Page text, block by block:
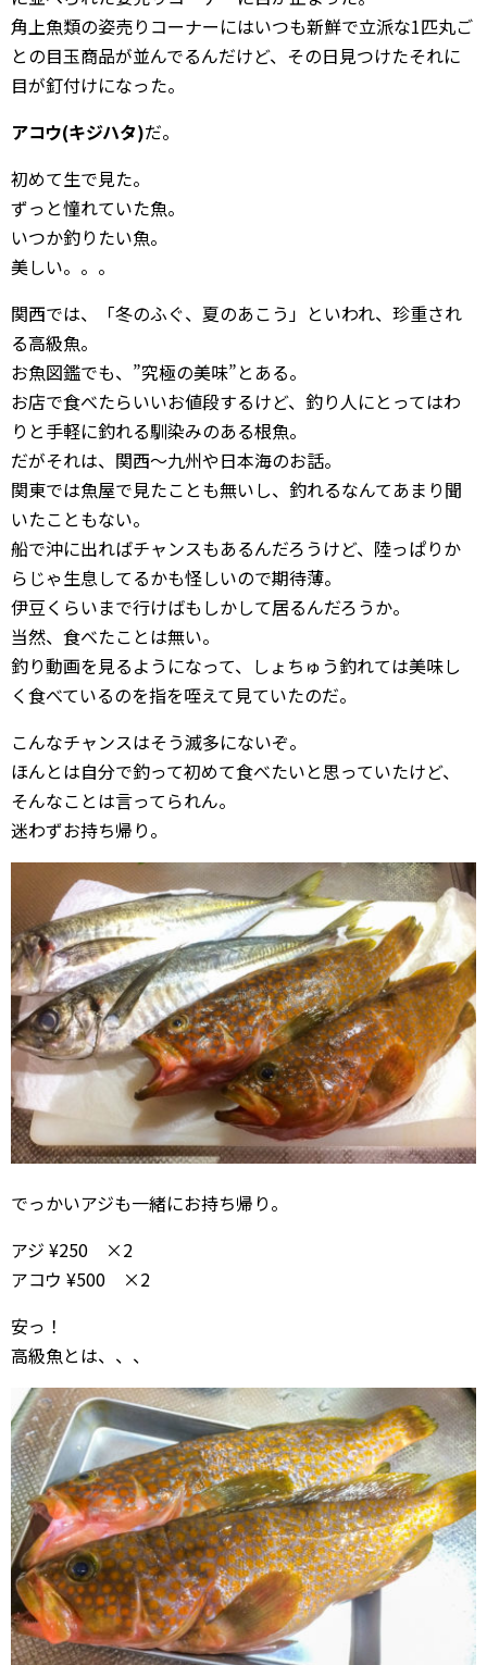
角上魚類の姿売りコーナーにはいつも新鮮で立派な1匹丸ご
との目玉商品が並んでるんだけど、その日見つけたそれに
目が釘付けになった。
アコウ(キジハタ)だ。
初めて生で見た。
ずっと憧れていた魚。
いつか釣りたい魚。
美しい。。。
関西では、「冬のふぐ、夏のあこう」といわれ、珍重され
る高級魚。
お魚図鑑でも、”究極の美味”とある。
お店で食べたらいいお値段するけど、釣り人にとってはわ
りと手軽に釣れる馴染みのある根魚。
だがそれは、関西〜九州や日本海のお話。
関東では魚屋で見たことも無いし、釣れるなんてあまり聞
いたこともない。
船で沖に出ればチャンスもあるんだろうけど、陸っぱりか
らじゃ生息してるかも怪しいので期待薄。
伊豆くらいまで行けばもしかして居るんだろうか。
当然、食べたことは無い。
釣り動画を見るようになって、しょちゅう釣れては美味し
く食べているのを指を咥えて見ていたのだ。
こんなチャンスはそう滅多にないぞ。
ほんとは自分で釣って初めて食べたいと思っていたけど、
そんなことは言ってられん。
迷わずお持ち帰り。
でっかいアジも一緒にお持ち帰り。
アジ ¥250 ×2
アコウ ¥500 ×2
安っ！
高級魚とは、、、